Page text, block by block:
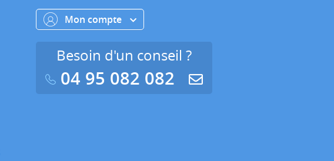
Mon compte
Besoin d'un conseil ?
04 95 082 082